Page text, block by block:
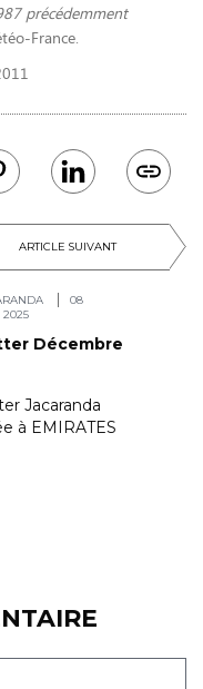
ARTICLE SUIVANT
08
2025
Décembre
Jacaranda
à EMIRATES
précédemment
France.